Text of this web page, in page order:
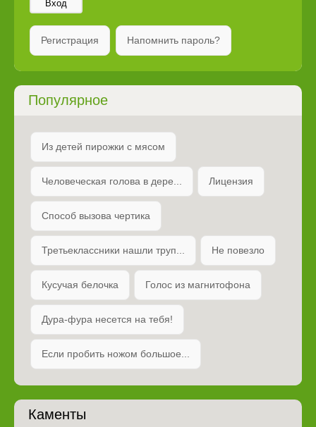
Вход
Регистрация Напомнить пароль?
Популярное
Из детей пирожки с мясом
Человеческая голова в дере... Лицензия
Способ вызова чертика
Третьеклассники нашли труп... Не повезло
Кусучая белочка Голос из магнитофона
Дура-фура несется на тебя!
Если пробить ножом большое...
Каменты